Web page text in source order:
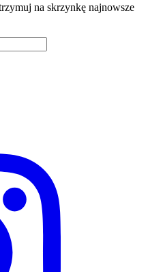
na skrzynkę najnowsze